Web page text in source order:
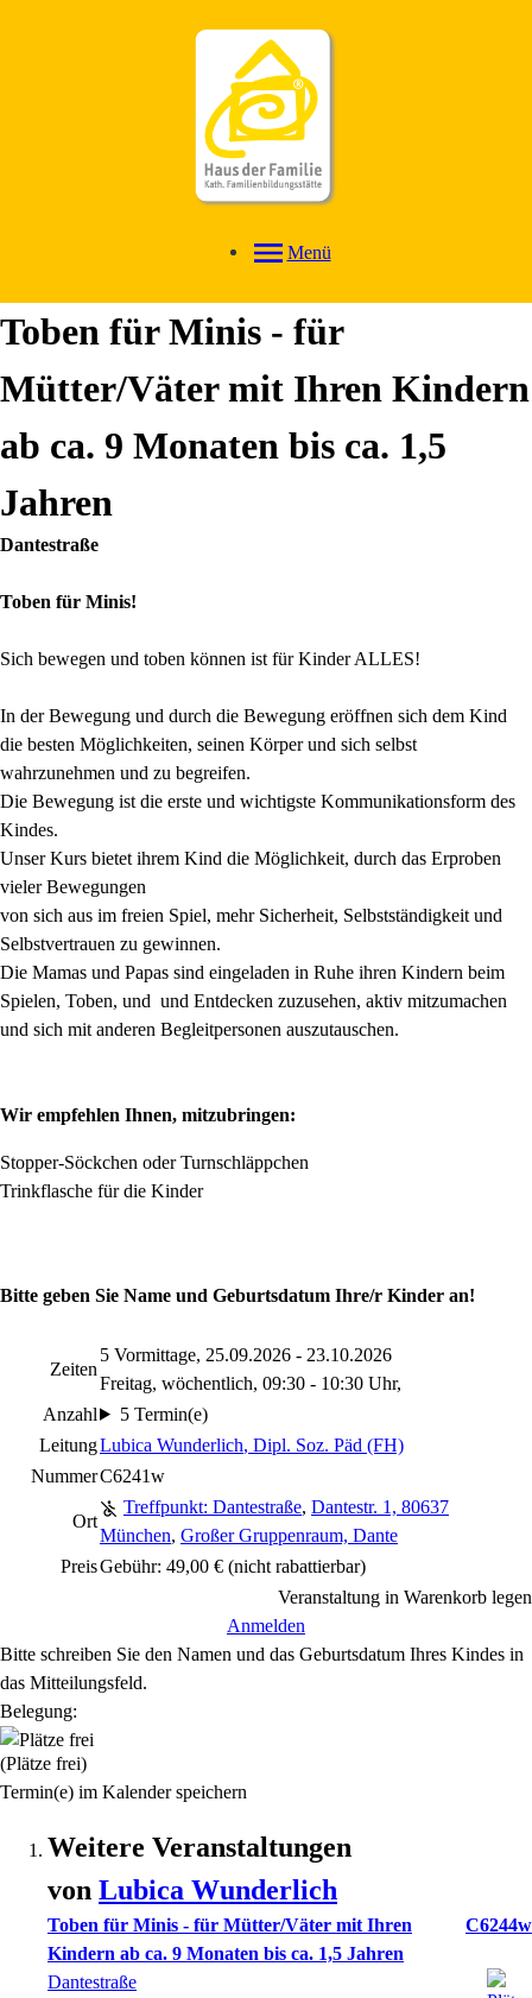
Menü
Toben für Minis - für
Mütter/Väter mit Ihren Kindern
ab ca. 9 Monaten bis ca. 1,5
Jahren
Dantestraße
Toben für Minis!
Sich bewegen und toben können ist für Kinder ALLES!
In der Bewegung und durch die Bewegung eröffnen sich dem Kind
die besten Möglichkeiten, seinen Körper und sich selbst
wahrzunehmen und zu begreifen.
Die Bewegung ist die erste und wichtigste Kommunikationsform des
Kindes.
Unser Kurs bietet ihrem Kind die Möglichkeit, durch das Erproben
vieler Bewegungen
von sich aus im freien Spiel, mehr Sicherheit, Selbstständigkeit und
Selbstvertrauen zu gewinnen.
Die Mamas und Papas sind eingeladen in Ruhe ihren Kindern beim
Spielen, Toben, und und Entdecken zuzusehen, aktiv mitzumachen
und sich mit anderen Begleitpersonen auszutauschen.
Wir empfehlen Ihnen, mitzubringen:
Stopper-Söckchen oder Turnschläppchen
Trinkflasche für die Kinder
Bitte geben Sie Name und Geburtsdatum Ihre/r Kinder an!
Zeiten
5 Vormittage, 25.09.2026 - 23.10.2026
Freitag, wöchentlich, 09:30 - 10:30 Uhr,
Anzahl
5 Termin(e)
LeitungLubica Wunderlich, Dipl. Soz. Päd (FH)
NummerC6241w
Ort
Treffpunkt: Dantestraße, Dantestr. 1, 80637
München, Großer Gruppenraum, Dante
PreisGebühr: 49,00 € (nicht rabattierbar)
Veranstaltung in Warenkorb legen
Anmelden
Bitte schreiben Sie den Namen und das Geburtsdatum Ihres Kindes in
das Mitteilungsfeld.
Belegung:
(Plätze frei)
Termin(e) im Kalender speichern
Weitere Veranstaltungen
von Lubica Wunderlich
Toben für Minis - für Mütter/Väter mit Ihren
Kindern ab ca. 9 Monaten bis ca. 1,5 Jahren
C6244w
Dantestraße